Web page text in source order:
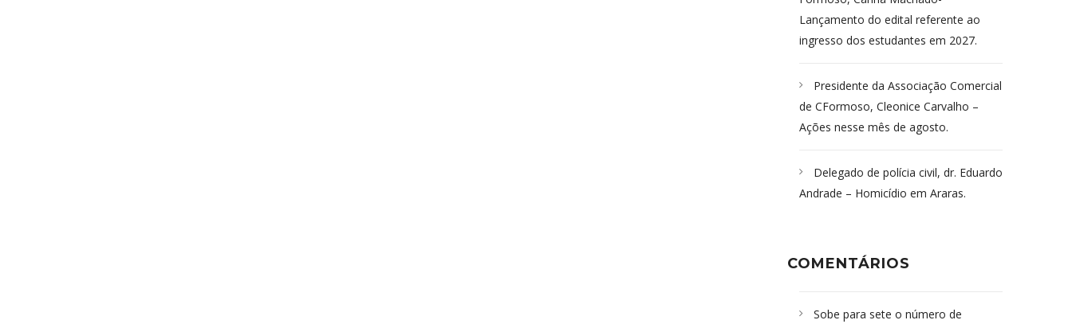
Lançamento do edital referente ao
ingresso dos estudantes em 2027.
Presidente da Associação Comercial
de CFormoso, Cleonice Carvalho –
Ações nesse mês de agosto.
Delegado de polícia civil, dr. Eduardo
Andrade – Homicídio em Araras.
COMENTÁRIOS
Sobe para sete o número de